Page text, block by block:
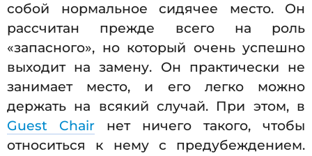
собой нормальное сидячее место. Он
рассчитан прежде всего на роль
«запасного», но который очень успешно
выходит на замену. Он практически не
занимает место, и его легко можно
держать на всякий случай. При этом, в
Guest Chair нет ничего такого, чтобы
относиться к нему с предубеждением.